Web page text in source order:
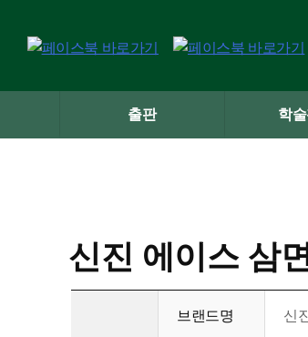
출판 학
신진 에이스 삼
브랜드명 신